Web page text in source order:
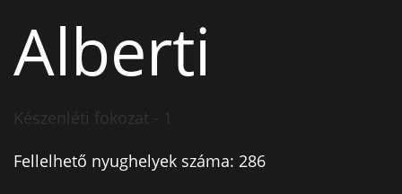
Alberti
Készenléti fokozat - 1
Fellelhető nyughelyek száma: 286